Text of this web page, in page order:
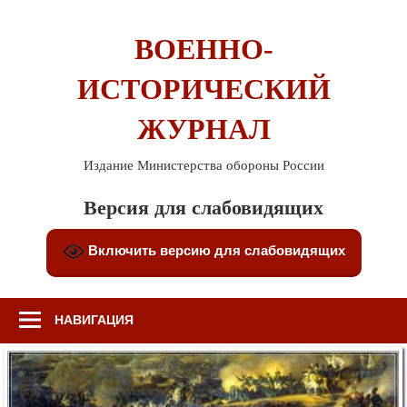
ВОЕННО-
ИСТОРИЧЕСКИЙ
ЖУРНАЛ
Издание Министерства обороны России
Версия для слабовидящих
Включить версию для слабовидящих
НАВИГАЦИЯ